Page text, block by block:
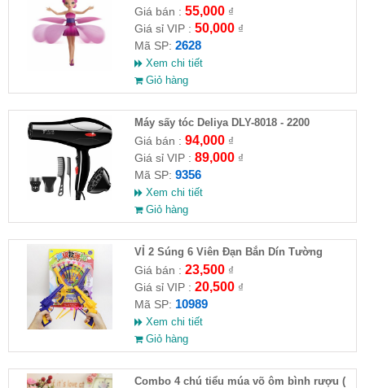
Giá bán : 55,000₫
Giá sỉ VIP : 50,000₫
Mã SP: 2628
Xem chi tiết
Giỏ hàng
Máy sấy tóc Deliya DLY-8018 - 2200
Giá bán : 94,000₫
Giá sỉ VIP : 89,000₫
Mã SP: 9356
Xem chi tiết
Giỏ hàng
VỈ 2 Súng 6 Viên Đạn Bắn Dín Tường
Giá bán : 23,500₫
Giá sỉ VIP : 20,500₫
Mã SP: 10989
Xem chi tiết
Giỏ hàng
Combo 4 chú tiểu múa võ ôm bình rượu (